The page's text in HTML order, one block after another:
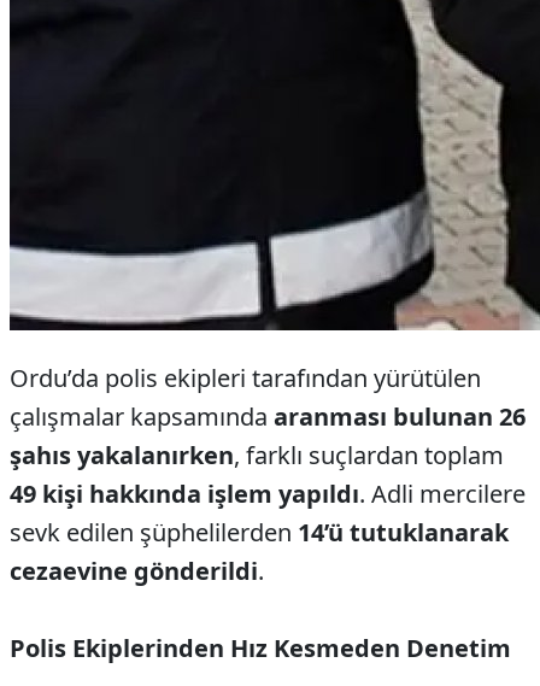
Ordu’da polis ekipleri tarafından yürütülen
çalışmalar kapsamında aranması bulunan 26
şahıs yakalanırken, farklı suçlardan toplam
49 kişi hakkında işlem yapıldı. Adli mercilere
sevk edilen şüphelilerden 14’ü tutuklanarak
cezaevine gönderildi.
Polis Ekiplerinden Hız Kesmeden Denetim